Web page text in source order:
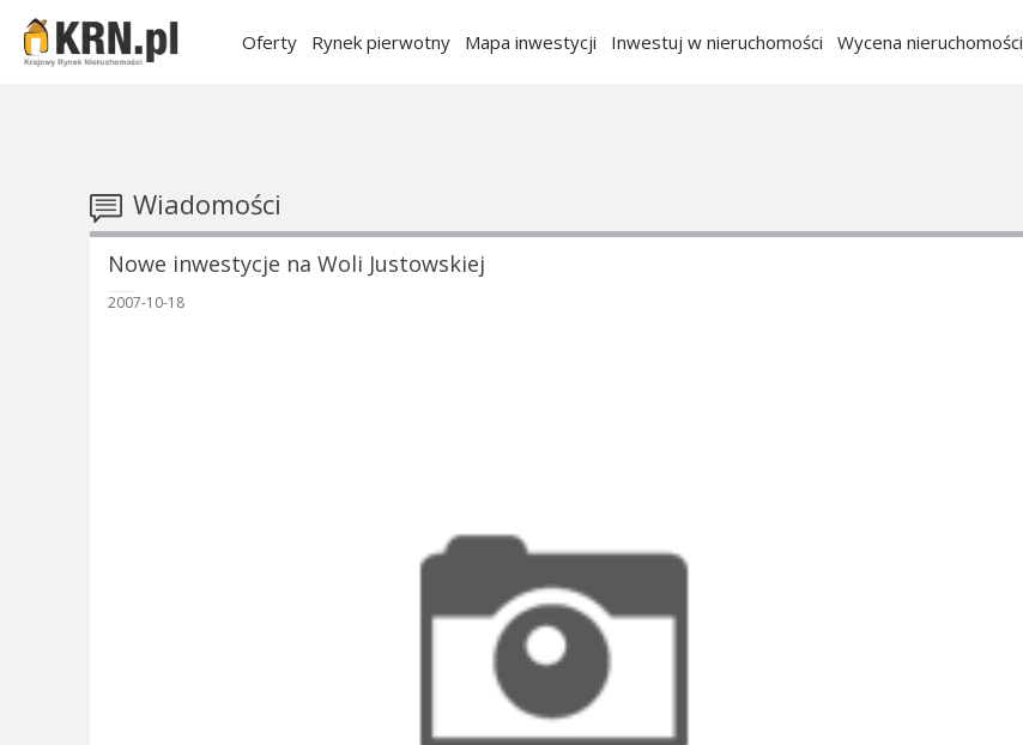
Oferty Rynek pierwotny Mapa inwestycji Inwestuj w nieruchomości Wycena nieruchomości
Wiadomości
Nowe inwestycje na Woli Justowskiej
2007-10-18